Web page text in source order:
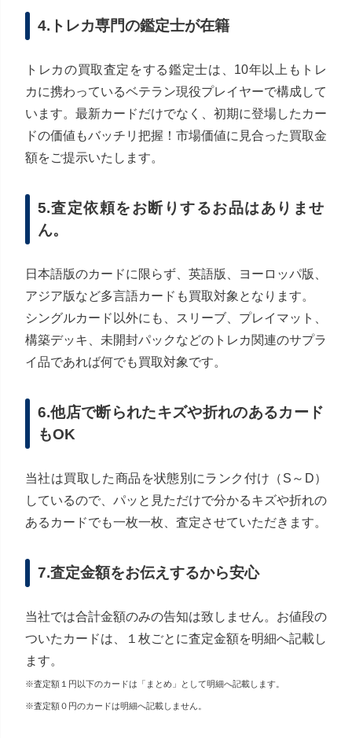
4.トレカ専門の鑑定士が在籍
トレカの買取査定をする鑑定士は、10年以上もトレ
カに携わっているベテラン現役プレイヤーで構成して
います。最新カードだけでなく、初期に登場したカー
ドの価値もバッチリ把握！市場価値に見合った買取金
額をご提示いたします。
5.査定依頼をお断りするお品はありませ
ん。
日本語版のカードに限らず、英語版、ヨーロッパ版、
アジア版など多言語カードも買取対象となります。
シングルカード以外にも、スリーブ、プレイマット、
構築デッキ、未開封パックなどのトレカ関連のサプラ
イ品であれば何でも買取対象です。
6.他店で断られたキズや折れのあるカード
もOK
当社は買取した商品を状態別にランク付け（S～D）
しているので、パッと見ただけで分かるキズや折れの
あるカードでも一枚一枚、査定させていただきます。
7.査定金額をお伝えするから安心
当社では合計金額のみの告知は致しません。お値段の
ついたカードは、１枚ごとに査定金額を明細へ記載し
ます。
※査定額１円以下のカードは「まとめ」として明細へ記載します。
※査定額０円のカードは明細へ記載しません。